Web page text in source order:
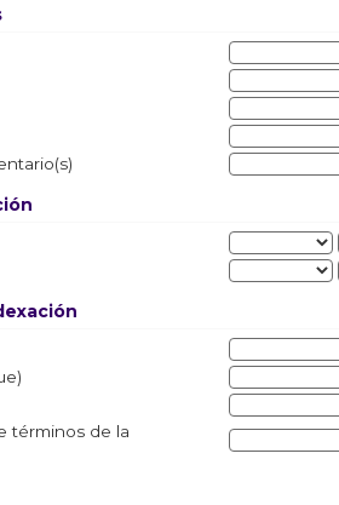
términos de la